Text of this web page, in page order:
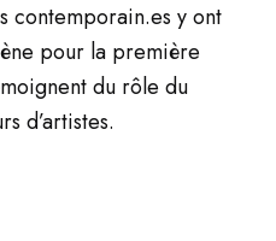
contemporain.es y ont
pour la première
du rôle du
d’artistes.